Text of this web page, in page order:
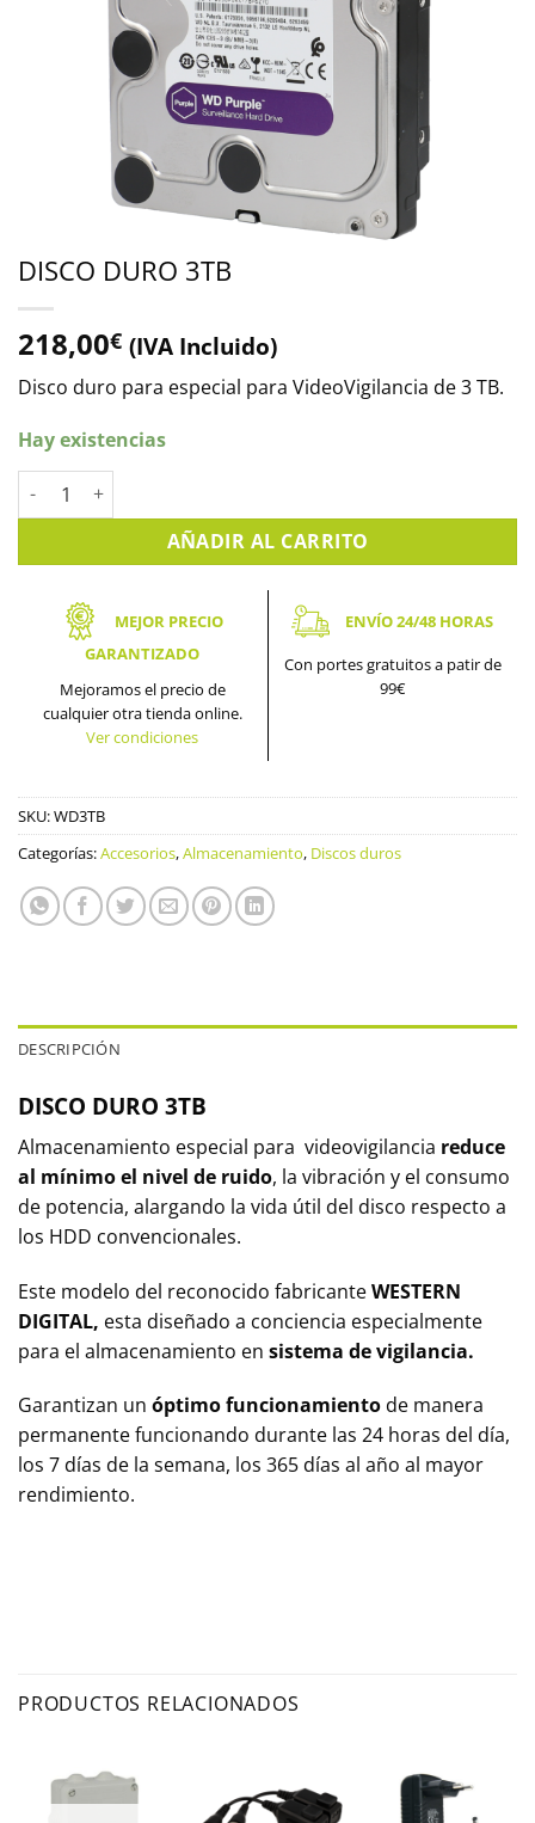
DISCO DURO 3TB
218,00€ (IVA Incluido)
Disco duro para especial para VideoVigilancia de 3 TB.
Hay existencias
DISCO DURO 3TB cantidad
AÑADIR AL CARRITO
MEJOR PRECIO
GARANTIZADO
Mejoramos el precio de
cualquier otra tienda online.
Ver condiciones
ENVÍO 24/48 HORAS
Con portes gratuitos a patir de
99€
SKU:WD3TB
Categorías:Accesorios,Almacenamiento, Discos duros
DESCRIPCIÓN
DISCO DURO 3TB
Almacenamiento especial para videovigilancia reduce
al mínimo el nivel de ruido, la vibración y el consumo
de potencia, alargando la vida útil del disco respecto a
los HDD convencionales.
Este modelo del reconocido fabricanteWESTERN
DIGITAL, esta diseñado a conciencia especialmente
para el almacenamiento en sistema de vigilancia.
Garantizan un óptimo funcionamientode manera
permanente funcionando durante las 24 horas del día,
los 7 días de la semana, los 365 días al año al mayor
rendimiento.
PRODUCTOS RELACIONADOS